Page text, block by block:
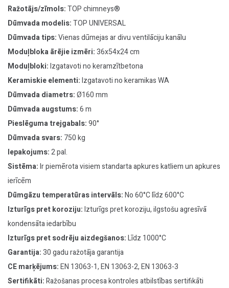
Ražotājs/zīmols:TOP chimneys®
Dūmvada modelis:TOP UNIVERSAL
Dūmvada tips:Vienas dūmejas ar divu ventilāciju kanālu
Moduļbloka ārējie izmēri:36x54x24 cm
Moduļbloki:Izgatavoti no keramzītbetona
Keramiskie elementi:Izgatavoti no keramikas WA
Dūmvada diametrs:Ø160 mm
Dūmvada augstums:6 m
Pieslēguma trejgabals:90°
Dūmvada svars: 750 kg
Iepakojums:2 pal.
Sistēma:Ir piemērota visiem standarta apkures katliem un apkures
ierīcēm
Dūmgāzu temperatūras intervāls:No 60°C līdz 600°C
Izturīgs pret koroziju:Izturīgs pret koroziju, ilgstošu agresīvā
kondensāta iedarbību
Izturīgs pret sodrēju aizdegšanos:Līdz 1000°C
Garantija:30 gadu ražotāja garantija
CE marķējums:EN 13063-1, EN 13063-2, EN 13063-3
Sertifikāti:Ražošanas procesa kontroles atbilstības sertifikāti